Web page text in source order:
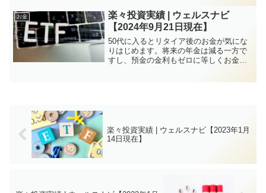
代は資産構築にはチャンスと言えます。
株式投資、FXなど方...
お金
楽々投資実績 | ウェルスナビ
【2024年9月21日現在】
50代に入るとリタイア後のお金が気にな
りはじめます。将来の年金は減る一方で
すし、預金の金利もゼロに等しくお金を
楽々投資実績 | ウェルスナビ【2023年1月
14日現在】